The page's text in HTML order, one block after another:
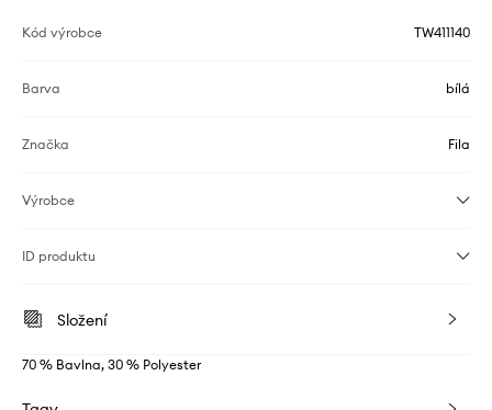
Kód výrobce TW411140
Barva bílá
Značka Fila
Výrobce
ID produktu
Složení
70 % Bavlna, 30 % Polyester